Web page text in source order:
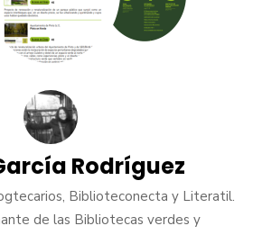
Rodríguez
Biblioteconecta y Literatil.
de las Bibliotecas verdes y